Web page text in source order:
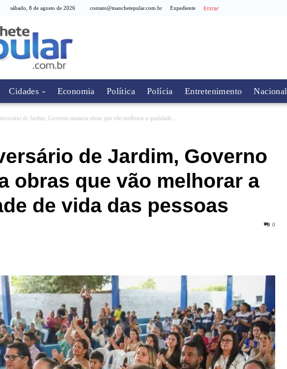
sábado, 8 de agosto de 2026 contato@manchetepular.com.br Expediente Entrar
Cidades Economia Política Polícia Entretenimento Nacional
de Jardim, Governo anuncia obras que vão melhorar a qualidade...
de Jardim, Governo
obras que vão melhorar a
de vida das pessoas
0